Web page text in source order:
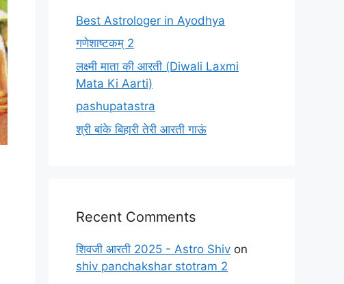
Best Astrologer in Ayodhya
गणेशाष्टकम् 2
लक्ष्मी माता की आरती (Diwali Laxmi
Mata Ki Aarti)
pashupatastra
श्री बांके बिहारी तेरी आरती गाऊं
Recent Comments
शिवजी आरती 2025 - Astro Shiv on
shiv panchakshar stotram 2